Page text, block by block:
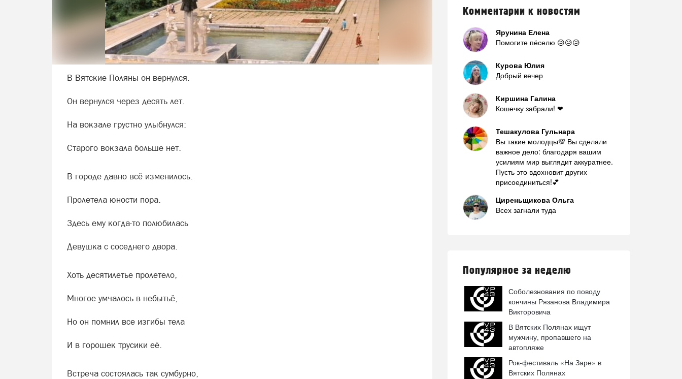
В Вятские Поляны он вернулся.
Он вернулся через десять лет.
На вокзале грустно улыбнулся:
Старого вокзала больше нет.
В городе давно всё изменилось.
Пролетела юности пора.
Здесь ему когда-то полюбилась
Девушка с соседнего двора.
Хоть десятилетье пролетело,
Многое умчалось в небытьё,
Но он помнил все изгибы тела
И в горошек трусики её.
Встреча состоялась так сумбурно,
Комментарии к новостям
Ярунина Елена
Помогите пёселю 😥😥😥
Курова Юлия
Добрый вечер
Киршина Галина
Кошечку забрали! ❤
Тешакулова Гульнара
Вы такие молодцы💯 Вы сделали
важное дело: благодаря вашим
усилиям мир выглядит аккуратнее.
Пусть это вдохновит других
присоединиться!💕
Циреньщикова Ольга
Всех загнали туда
Популярное за неделю
Соболезнования по поводу
кончины Рязанова Владимира
Викторовича
В Вятских Полянах ищут
мужчину, пропавшего на
автопляже
Рок-фестиваль «На Заре» в
Вятских Полянах